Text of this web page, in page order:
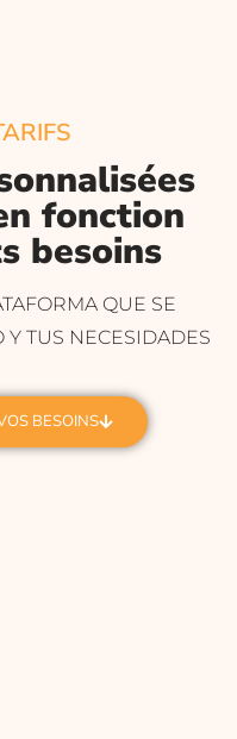
fonction
besoins
QUE SE
Y TUS NECESIDADES
BESOINS